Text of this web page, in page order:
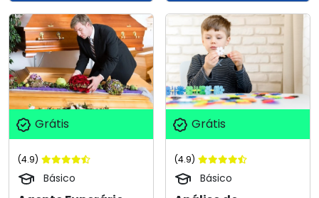
Grátis
(4.9)
Básico
Grátis
(4.9)
Básico